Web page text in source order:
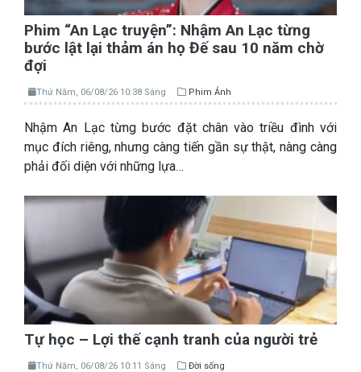
Phim “An Lạc truyện”: Nhậm An Lạc từng
bước lật lại thảm án họ Đế sau 10 năm chờ
đợi
Thứ Năm, 06/08/26 10:38 Sáng Phim Ảnh
Nhậm An Lạc từng bước đặt chân vào triều đình với
mục đích riêng, nhưng càng tiến gần sự thật, nàng càng
phải đối diện với những lựa…
Tự học – Lợi thế cạnh tranh của người trẻ
Thứ Năm, 06/08/26 10:11 Sáng Đời sống